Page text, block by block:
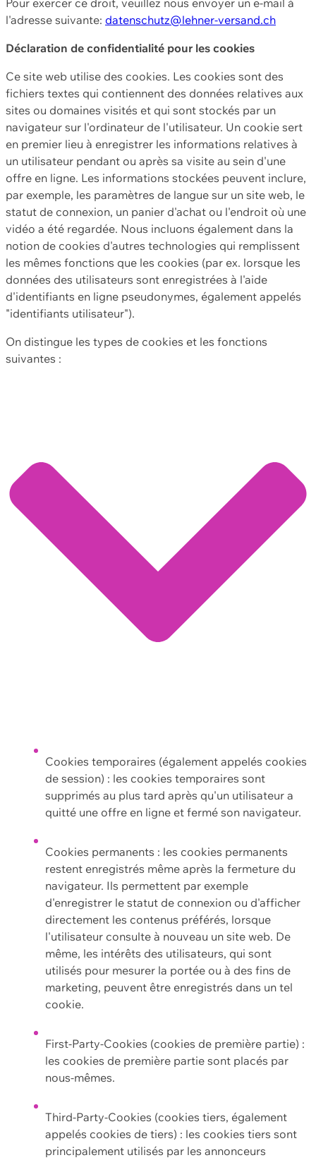
l'adresse suivante: datenschutz@lehner-versand.ch
Déclaration de confidentialité pour les cookies
Ce site web utilise des cookies. Les cookies sont des
fichiers textes qui contiennent des données relatives aux
sites ou domaines visités et qui sont stockés par un
navigateur sur l'ordinateur de l'utilisateur. Un cookie sert
en premier lieu à enregistrer les informations relatives à
un utilisateur pendant ou après sa visite au sein d'une
offre en ligne. Les informations stockées peuvent inclure,
par exemple, les paramètres de langue sur un site web, le
statut de connexion, un panier d'achat ou l'endroit où une
vidéo a été regardée. Nous incluons également dans la
notion de cookies d'autres technologies qui remplissent
les mêmes fonctions que les cookies (par ex. lorsque les
données des utilisateurs sont enregistrées à l'aide
d'identifiants en ligne pseudonymes, également appelés
"identifiants utilisateur").
On distingue les types de cookies et les fonctions
suivantes :
Cookies temporaires (également appelés cookies
de session) : les cookies temporaires sont
supprimés au plus tard après qu'un utilisateur a
quitté une offre en ligne et fermé son navigateur.
Cookies permanents : les cookies permanents
restent enregistrés même après la fermeture du
navigateur. Ils permettent par exemple
d'enregistrer le statut de connexion ou d'afficher
directement les contenus préférés, lorsque
l'utilisateur consulte à nouveau un site web. De
même, les intérêts des utilisateurs, qui sont
utilisés pour mesurer la portée ou à des fins de
marketing, peuvent être enregistrés dans un tel
cookie.
First-Party-Cookies (cookies de première partie) :
les cookies de première partie sont placés par
nous-mêmes.
Third-Party-Cookies (cookies tiers, également
appelés cookies de tiers) : les cookies tiers sont
principalement utilisés par les annonceurs